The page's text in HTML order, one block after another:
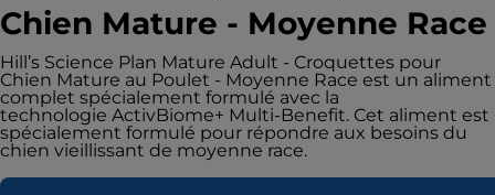
Chien Mature - Moyenne Race
Hill’s Science Plan Mature Adult - Croquettes pour
Chien Mature au Poulet - Moyenne Race est un aliment
complet spécialement formulé avec la
technologie ActivBiome+ Multi-Benefit. Cet aliment est
spécialement formulé pour répondre aux besoins du
chien vieillissant de moyenne race.